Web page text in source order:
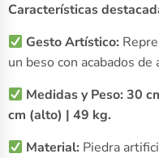
Características
Gesto Artístico:
un beso con acabados
Medidas y Peso: 30
cm (alto) | 49 kg.
Material: Piedra